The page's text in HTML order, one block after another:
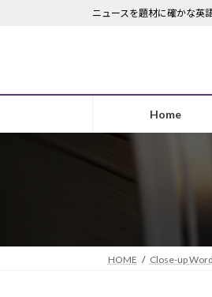
ニュースを題材に確かな英
Home
HOME Close-up